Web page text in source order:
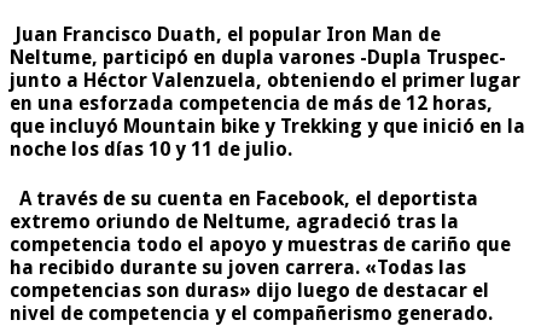
Juan Francisco Duath, el popular Iron Man de
Neltume, participó en dupla varones -Dupla Truspec-
junto a Héctor Valenzuela, obteniendo el primer lugar
en una esforzada competencia de más de 12 horas,
que incluyó Mountain bike y Trekking y que inició en la
noche los días 10 y 11 de julio.
A través de su cuenta en Facebook, el deportista
extremo oriundo de Neltume, agradeció tras la
competencia todo el apoyo y muestras de cariño que
ha recibido durante su joven carrera. «Todas las
competencias son duras» dijo luego de destacar el
nivel de competencia y el compañerismo generado.